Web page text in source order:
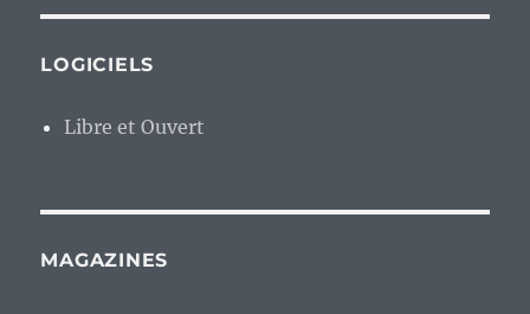
LOGICIELS
Libre et Ouvert
MAGAZINES